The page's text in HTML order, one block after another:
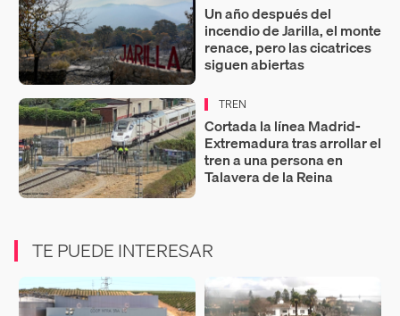
Un año después del
incendio de Jarilla, el monte
renace, pero las cicatrices
siguen abiertas
TREN
Cortada la línea Madrid-
Extremadura tras arrollar el
tren a una persona en
Talavera de la Reina
TE PUEDE INTERESAR